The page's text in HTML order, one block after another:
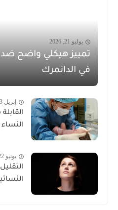
يوليو 21, 2026
تمييز هيكلي واضح ضد
في الدانمرك
إبريل 3, 2026
يونيو 22, 2025